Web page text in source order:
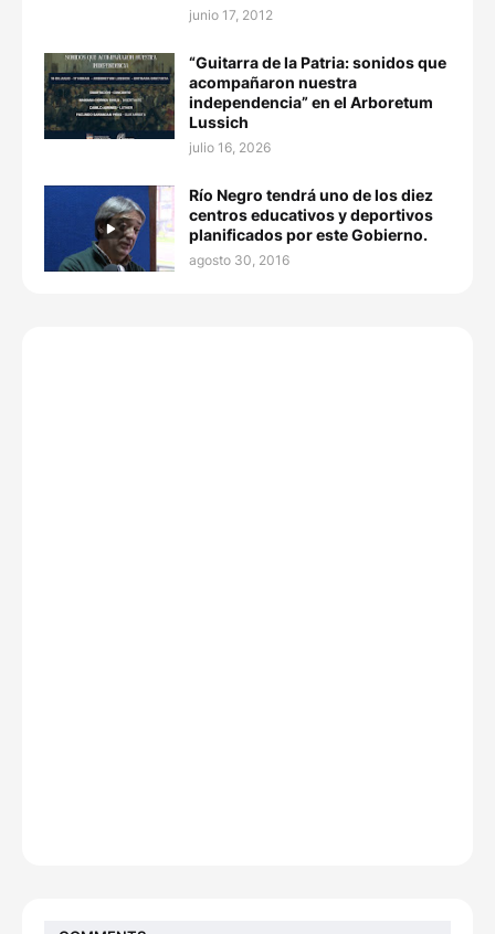
junio 17, 2012
“Guitarra de la Patria: sonidos que
acompañaron nuestra
independencia” en el Arboretum
Lussich
julio 16, 2026
Río Negro tendrá uno de los diez
centros educativos y deportivos
planificados por este Gobierno.
agosto 30, 2016